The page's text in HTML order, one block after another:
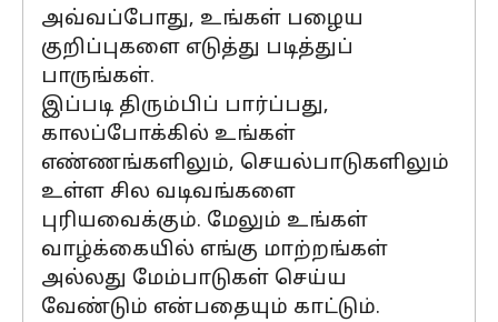
அவ்வப்போது, உங்கள் பழைய
குறிப்புகளை எடுத்து படித்துப்
பாருங்கள்.
இப்படி திரும்பிப் பார்ப்பது,
காலப்போக்கில் உங்கள்
எண்ணங்களிலும், செயல்பாடுகளிலும்
உள்ள சில வடிவங்களை
புரியவைக்கும். மேலும் உங்கள்
வாழ்க்கையில் எங்கு மாற்றங்கள்
அல்லது மேம்பாடுகள் செய்ய
வேண்டும் என்பதையும் காட்டும்.